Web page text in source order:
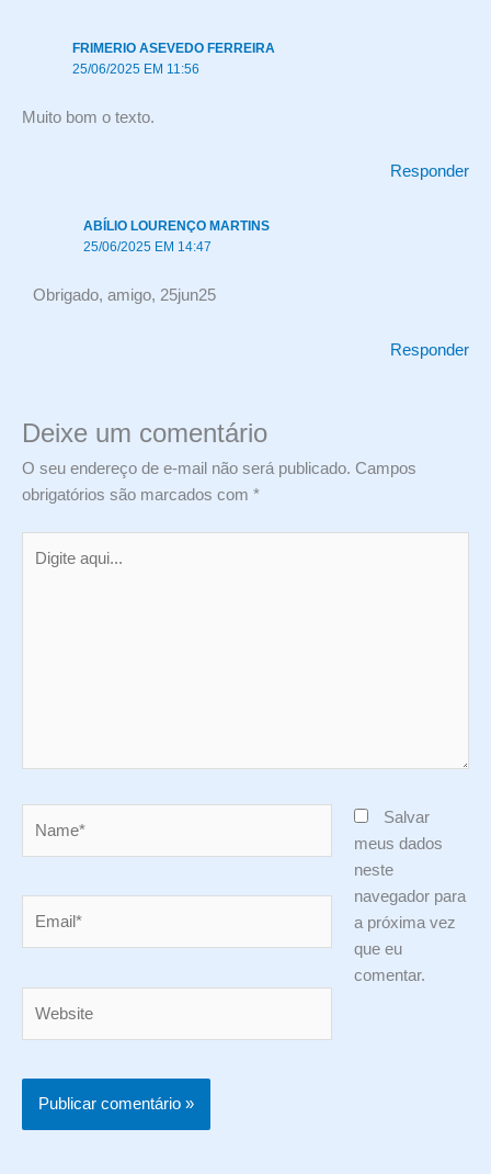
FRIMERIO ASEVEDO FERREIRA
25/06/2025 EM 11:56
Muito bom o texto.
Responder
ABÍLIO LOURENÇO MARTINS
25/06/2025 EM 14:47
Obrigado, amigo, 25jun25
Responder
Deixe um comentário
O seu endereço de e-mail não será publicado. Campos
obrigatórios são marcados com *
aqui...
Salvar
meus dados
neste
navegador para
a próxima vez
que eu
comentar.